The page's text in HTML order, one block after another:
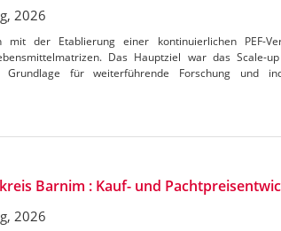
2026
der Etablierung einer kontinuierlichen PEF-
Das Hauptziel war das Scale-
Grundlage für weiterführende Forschung und
Barnim : Kauf- und
2026